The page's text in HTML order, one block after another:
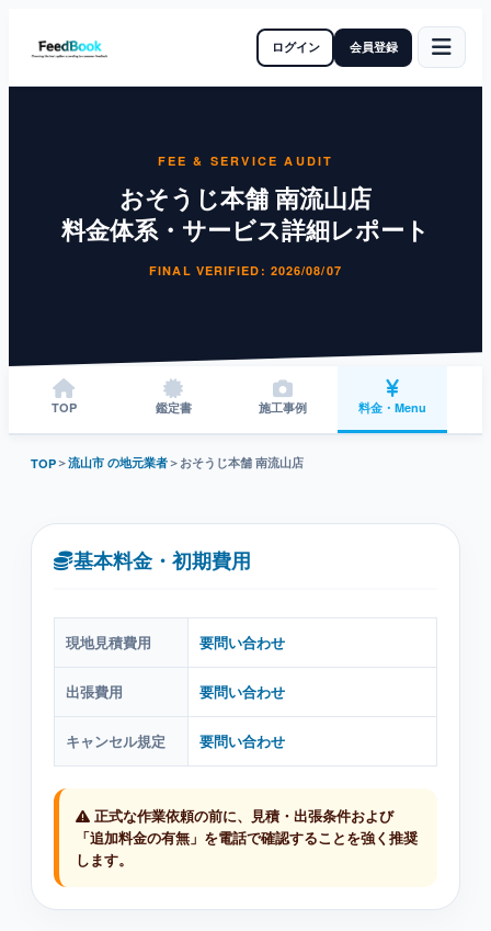
ログイン 会員登録
FEE & SERVICE AUDIT
おそうじ本舗 南流山店
料金体系・サービス詳細レポート
FINAL VERIFIED: 2026/08/07
TOP 鑑定書 施工事例 料金・Menu
TOP＞流山市 の地元業者＞ おそうじ本舗 南流山店
基本料金・初期費用
現地見積費用 要問い合わせ
出張費用 要問い合わせ
キャンセル規定 要問い合わせ
正式な作業依頼の前に、見積・出張条件および
「追加料金の有無」を電話で確認することを強く推奨
します。